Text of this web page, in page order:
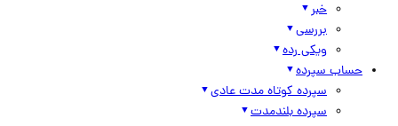
خبر
بررسی
ویکی رده
حساب سپرده
سپرده کوتاه مدت عادی
سپرده بلندمدت